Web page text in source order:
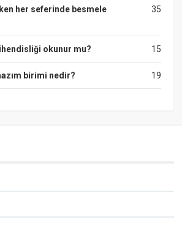
35
her seferinde besmele
15
okunur mu?
19
birimi nedir?